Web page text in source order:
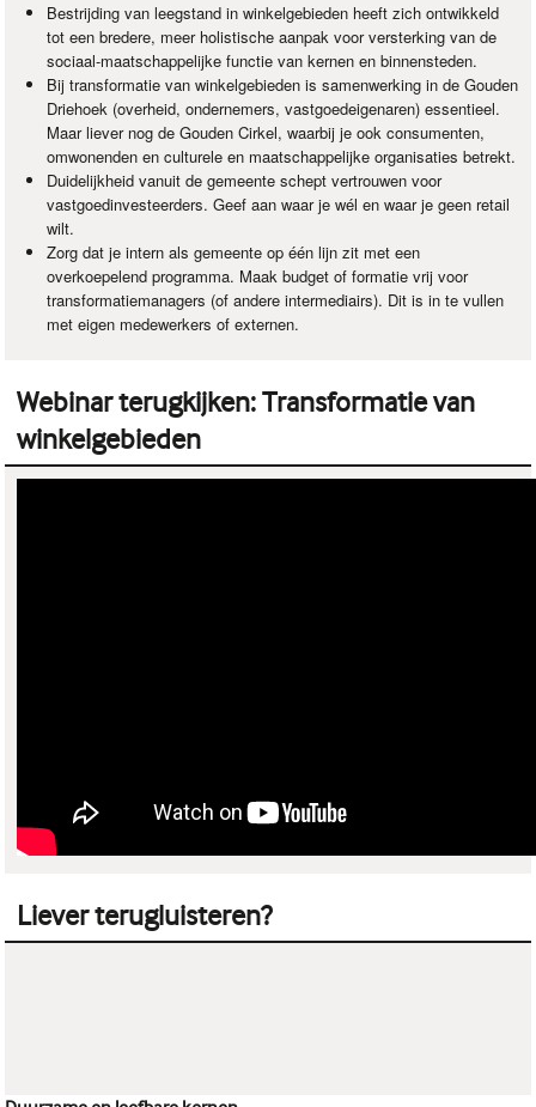
Bestrijding van leegstand in winkelgebieden heeft zich ontwikkeld
tot een bredere, meer holistische aanpak voor versterking van de
sociaal-maatschappelijke functie van kernen en binnensteden.
Bij transformatie van winkelgebieden is samenwerking in de Gouden
Driehoek (overheid, ondernemers, vastgoedeigenaren) essentieel.
Maar liever nog de Gouden Cirkel, waarbij je ook consumenten,
omwonenden en culturele en maatschappelijke organisaties betrekt.
Duidelijkheid vanuit de gemeente schept vertrouwen voor
vastgoedinvesteerders. Geef aan waar je wél en waar je geen retail
wilt.
Zorg dat je intern als gemeente op één lijn zit met een
overkoepelend programma. Maak budget of formatie vrij voor
transformatiemanagers (of andere intermediairs). Dit is in te vullen
met eigen medewerkers of externen.
Webinar terugkijken: Transformatie van
winkelgebieden
Liever terugluisteren?